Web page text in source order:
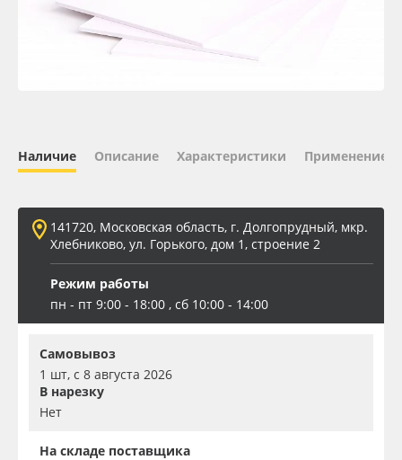
Oracal 641
ПЭТ листовой
Вспененный ПВХ
Баннер
Заготовки для сувениров
Наличие Описание Характеристики Применение
141720, Московская область, г. Долгопрудный, мкр.
Хлебниково, ул. Горького, дом 1, строение 2
Режим работы
пн - пт 9:00 - 18:00 , сб 10:00 - 14:00
Самовывоз
1 шт, с 8 августа 2026
В нарезку
Нет
На складе поставщика